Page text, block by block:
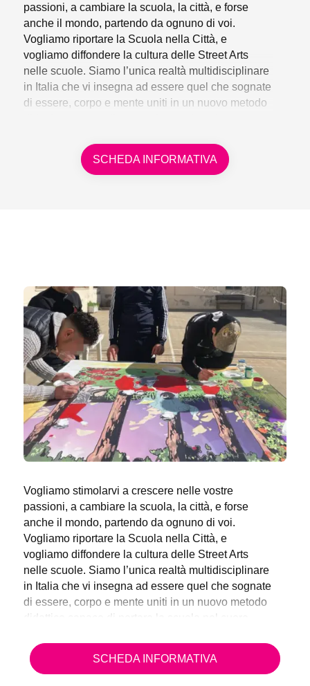
Laboratori esperienziali di tipo attivo e
partecipativo condotti da educatori professionisti e da
esperti delle discipline motorie permetteranno ai
ragazzi in contesti formali di infrangere schemi
mentali e motori confrontandosi con la propria
emotività e
sperimentare nuove soluzioni
(Rap&Music, Urban Art) con spazi di confronto ed
elaborazione delle abilità sociali (gestione delle
passioni, a cambiare la scuola, la città, e forse
anche il mondo, partendo da ognuno di voi.
Vogliamo riportare la Scuola nella Città, e
vogliamo diffondere la cultura delle Street Arts
nelle scuole. Siamo l’unica realtà multidisciplinare
in Italia che vi insegna ad essere quel che sognate
di essere, corpo e mente uniti in un nuovo metodo
momento di riqualificazione umana e sostenibile
SCHEDA INFORMATIVA
Vogliamo stimolarvi a crescere nelle vostre
passioni, a cambiare la scuola, la città, e forse
anche il mondo, partendo da ognuno di voi.
Vogliamo riportare la Scuola nella Città, e
vogliamo diffondere la cultura delle Street Arts
nelle scuole. Siamo l’unica realtà multidisciplinare
in Italia che vi insegna ad essere quel che sognate
di essere, corpo e mente uniti in un nuovo metodo
didattico capace di portare la scuola nel cuore
momento di riqualificazione umana e sostenibile
della città.
SCHEDA INFORMATIVA